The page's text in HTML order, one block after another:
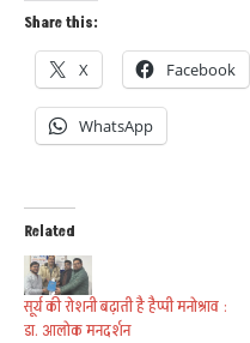
Share this:
X Facebook
WhatsApp
Related
सूर्य की रोशनी बढ़ाती है हैप्पी मनोश्राव :
डा. आलोक मनदर्शन